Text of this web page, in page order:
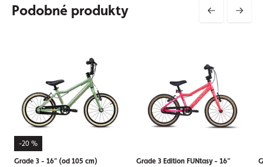
Podobné produkty
-20 %
Grade 3 - 16" (od 105 cm)
Grade 3 Edition FUNtasy - 16"